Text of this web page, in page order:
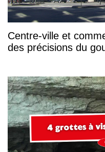
Centre-ville et
des précisions du